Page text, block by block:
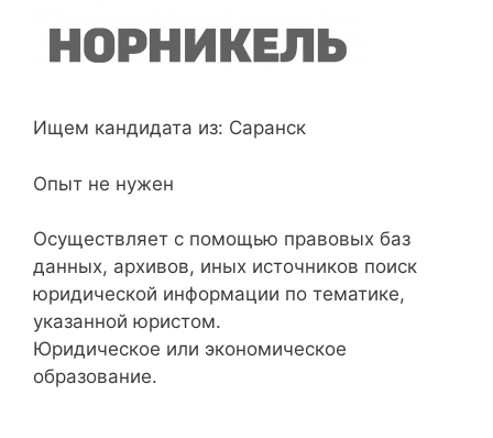
Ищем кандидата из: Саранск
Опыт не нужен
Осуществляет с помощью правовых баз
данных, архивов, иных источников поиск
юридической информации по тематике,
указанной юристом.
Юридическое или экономическое
образование.